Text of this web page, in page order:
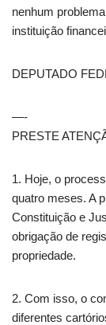
nenhum
instituição
DEPUTADO
—-
PRESTE
1. Hoje, o
quatro meses. A
Constituição e
obrigação de
propriedade.
2. Com isso, o
diferentes